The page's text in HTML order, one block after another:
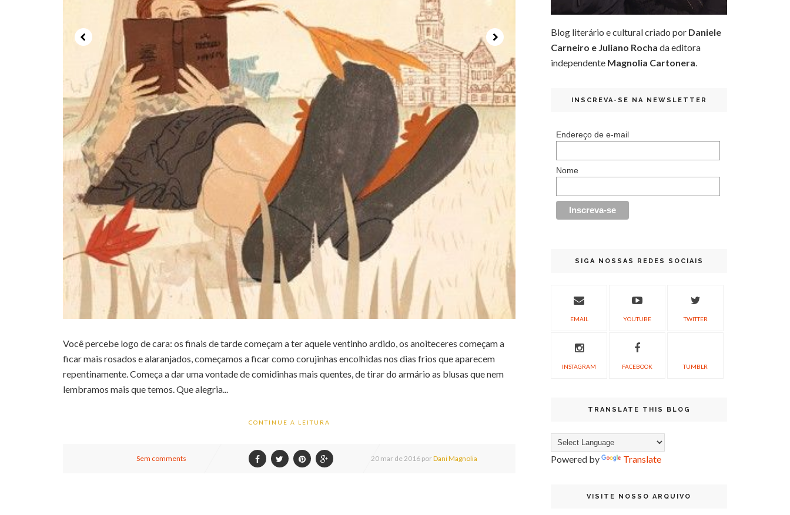
Você percebe logo de cara: os finais de tarde começam a ter aquele ventinho ardido, os anoiteceres começam a
ficar mais rosados e alaranjados, começamos a ficar como corujinhas encolhidas nos dias frios que aparecem
repentinamente. Começa a dar uma vontade de comidinhas mais quentes, de tirar do armário as blusas que nem
lembramos mais que temos. Que alegria...
CONTINUE A LEITURA
Sem comments 20 mar de2016 porDani Magnolia
Blog literário e cultural criado por Daniele
Carneiro e Juliano Rocha da editora
independente Magnolia Cartonera.
INSCREVA-SE NA NEWSLETTER
Endereço de e-mail
Nome
SIGA NOSSAS REDES SOCIAIS
EMAIL YOUTUBE TWITTER
INSTAGRAM FACEBOOK TUMBLR
TRANSLATE THIS BLOG
Powered by Translate
VISITE NOSSO ARQUIVO